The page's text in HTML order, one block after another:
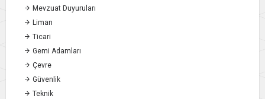
Mevzuat Duyuruları
Liman
Ticari
Gemi Adamları
Çevre
Güvenlik
Teknik